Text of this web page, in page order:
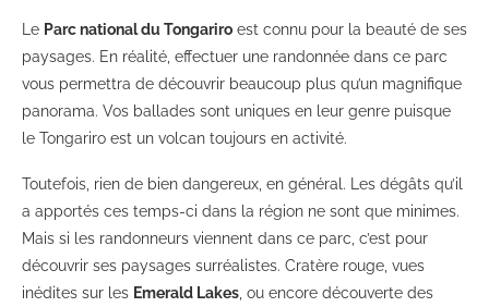
Le Parc national du Tongariro est connu pour la beauté de ses
paysages. En réalité, effectuer une randonnée dans ce parc
vous permettra de découvrir beaucoup plus qu’un magnifique
panorama. Vos ballades sont uniques en leur genre puisque
le Tongariro est un volcan toujours en activité.
Toutefois, rien de bien dangereux, en général. Les dégâts qu’il
a apportés ces temps-ci dans la région ne sont que minimes.
Mais si les randonneurs viennent dans ce parc, c’est pour
découvrir ses paysages surréalistes. Cratère rouge, vues
inédites sur les Emerald Lakes, ou encore découverte des